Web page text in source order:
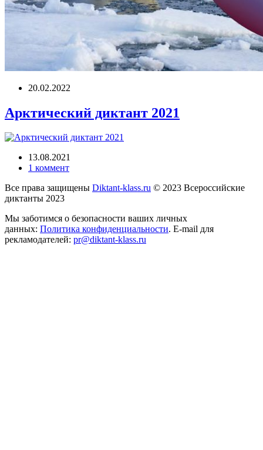
20.02.2022
Арктический диктант 2021
13.08.2021
1 коммент
Все права защищены Diktant-klass.ru © 2023 Всероссийские
диктанты 2023
Мы заботимся о безопасности ваших личных
данных: Политика конфиденциальности. E-mail для
рекламодателей: pr@diktant-klass.ru